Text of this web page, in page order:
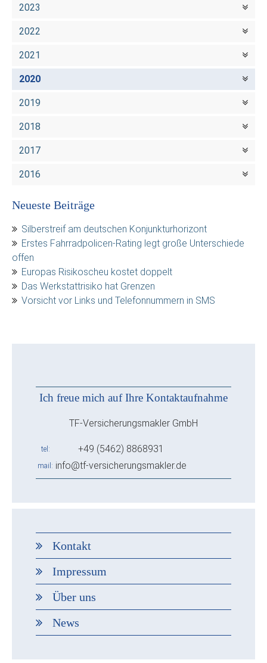
2023
2022
2021
2020
2019
2018
2017
2016
Neueste Beiträge
Silberstreif am deutschen Konjunkturhorizont
Erstes Fahrradpolicen-Rating legt große Unterschiede
offen
Europas Risikoscheu kostet doppelt
Das Werkstattrisiko hat Grenzen
Vorsicht vor Links und Telefonnummern in SMS
Ich freue mich auf Ihre Kontaktaufnahme
TF-Versicherungsmakler GmbH
tel +49 (5462) 8868931
mail info@tf-versicherungsmakler.de
Kontakt
Impressum
Über uns
News